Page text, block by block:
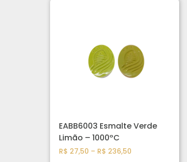
EABB6003 Esmalte Verde
Limão – 1000ºC
R$ 27,50 – R$ 236,50